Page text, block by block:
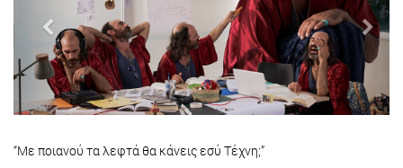
“Με ποιανού τα λεφτά θα κάνεις εσύ Τέχνη;”